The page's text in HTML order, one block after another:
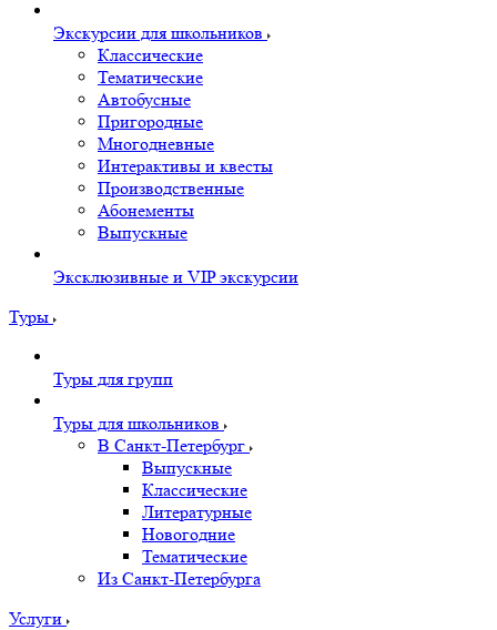
Экскурсии для школьников
Классические
Тематические
Автобусные
Пригородные
Многодневные
Интерактивы и квесты
Производственные
Абонементы
Выпускные
Эксклюзивные и VIP экскурсии
Туры
Туры для групп
Туры для школьников
В Санкт-Петербург
Выпускные
Классические
Литературные
Новогодние
Тематические
Из Санкт-Петербурга
Услуги